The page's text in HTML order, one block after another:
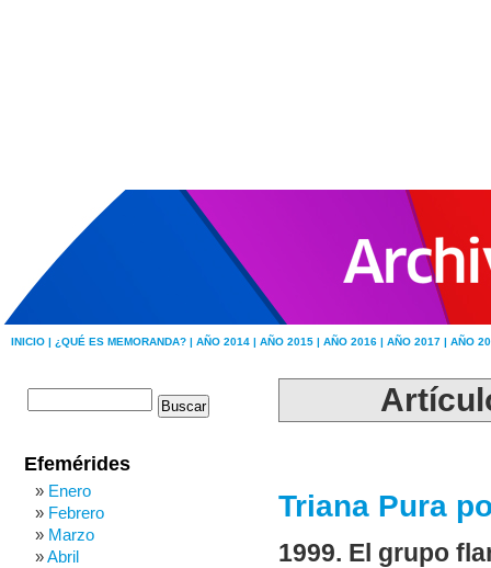
INICIO | ¿QUÉ ES MEMORANDA? | AÑO 2014 | AÑO 2015 | AÑO 2016 | AÑO 2017 | AÑO
Triana Pura
1999. El grupo
Efemérides
Enero
Febrero
Marzo
Abril